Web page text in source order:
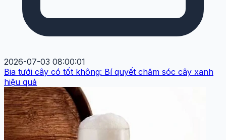
2026-07-03 08:00:01
Bia tưới cây có tốt không: Bí quyết chăm sóc cây xanh
hiệu quả